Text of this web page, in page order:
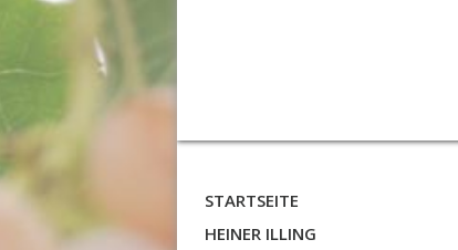
STARTSEITE
HEINER ILLING